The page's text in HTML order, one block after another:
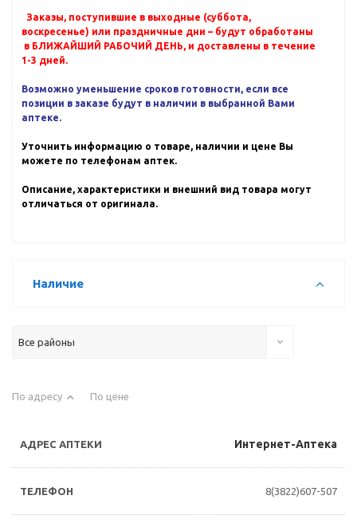
Заказы, поступившие в выходные (суббота,
воскресенье) или праздничные дни – будут обработаны
в БЛИЖАЙШИЙ РАБОЧИЙ ДЕНЬ, и доставлены в течение
1-3 дней.
Возможно уменьшение сроков готовности, если все
позиции в заказе будут в наличии в выбранной Вами
аптеке.
Уточнить информацию о товаре, наличии и цене Вы
можете по телефонам аптек.
Описание, характеристики и внешний вид товара могут
отличаться от оригинала.
Наличие
Все районы
По адресу По цене
Интернет-Аптека
8(3822)607-507